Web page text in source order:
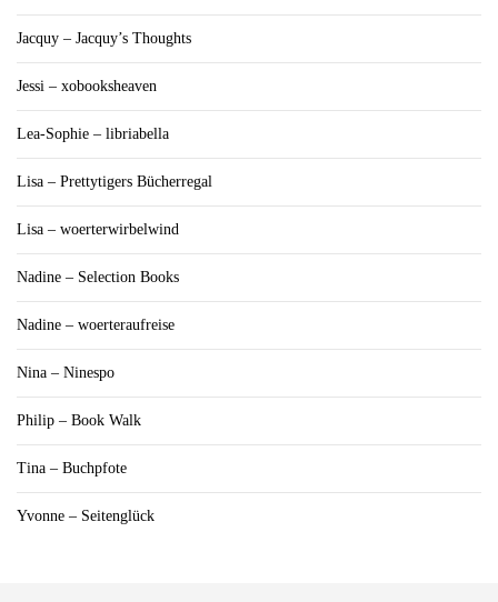
Jacquy – Jacquy’s Thoughts
Jessi – xobooksheaven
Lea-Sophie – libriabella
Lisa – Prettytigers Bücherregal
Lisa – woerterwirbelwind
Nadine – Selection Books
Nadine – woerteraufreise
Nina – Ninespo
Philip – Book Walk
Tina – Buchpfote
Yvonne – Seitenglück